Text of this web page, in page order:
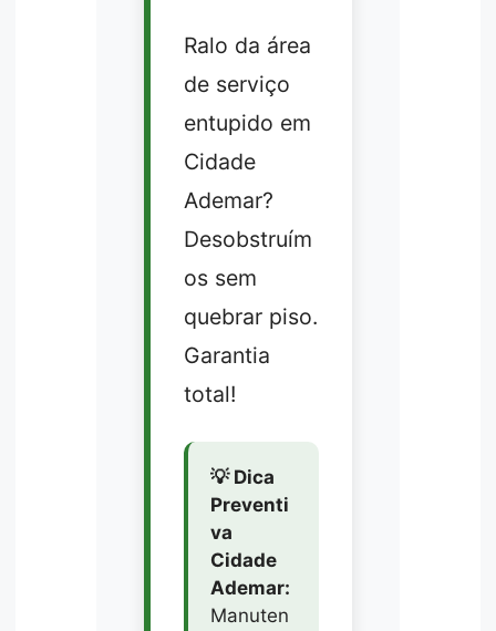
Ralo da área
de serviço
entupido em
Cidade
Ademar?
Desobstruím
os sem
quebrar piso.
Garantia
total!
💡 Dica
Preventi
va
Cidade
Ademar:
Manuten